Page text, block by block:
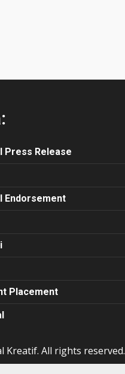
Press Release
Endorsement
Placement
Kreatif. All rights reserved.